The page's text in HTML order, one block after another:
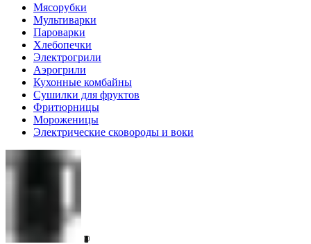
Мясорубки
Мультиварки
Пароварки
Хлебопечки
Электрогрили
Аэрогрили
Кухонные комбайны
Сушилки для фруктов
Фритюрницы
Мороженицы
Электрические сковороды и воки